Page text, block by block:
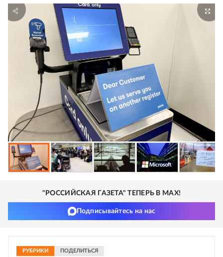
"РОССИЙСКАЯ ГАЗЕТА" ТЕПЕРЬ В MAX!
Подписывайтесь на нас
РУБРИКИ ПОДЕЛИТЬСЯ